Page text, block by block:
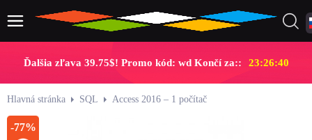
Ďalšia zľava 39.75$! Promo kód: wd Končí za:: 23:26:40
Hlavná stránka SQL Access 2016 – 1 počítač
-77%